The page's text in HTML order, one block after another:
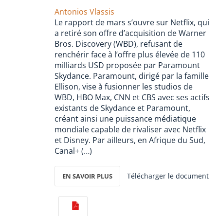
Antonios Vlassis
Le rapport de mars s’ouvre sur Netflix, qui
a retiré son offre d’acquisition de Warner
Bros. Discovery (WBD), refusant de
renchérir face à l’offre plus élevée de 110
milliards USD proposée par Paramount
Skydance. Paramount, dirigé par la famille
Ellison, vise à fusionner les studios de
WBD, HBO Max, CNN et CBS avec ses actifs
existants de Skydance et Paramount,
créant ainsi une puissance médiatique
mondiale capable de rivaliser avec Netflix
et Disney. Par ailleurs, en Afrique du Sud,
Canal+ (…)
EN SAVOIR PLUS Télécharger le document